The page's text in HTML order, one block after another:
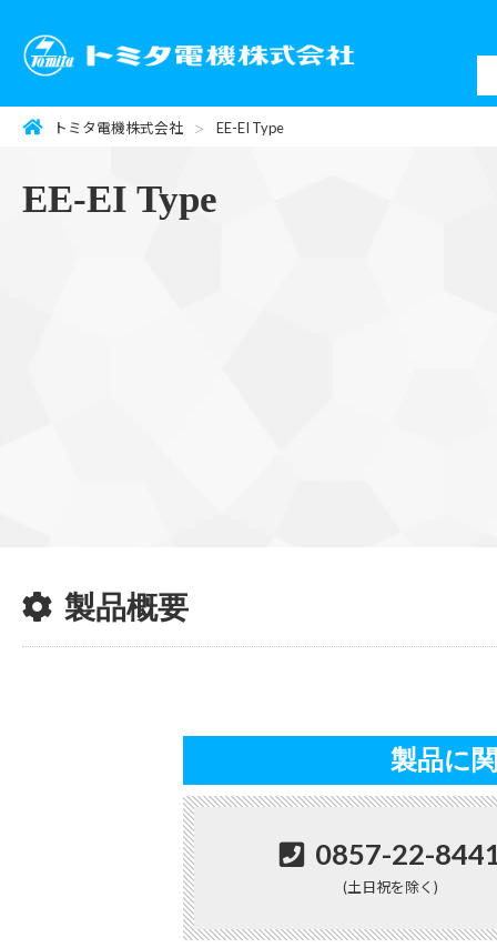
トミタ電機株式会社 EE-EI Type
EE-EI Type
製品概要
製品に
0857-22-
(土日祝を除く)